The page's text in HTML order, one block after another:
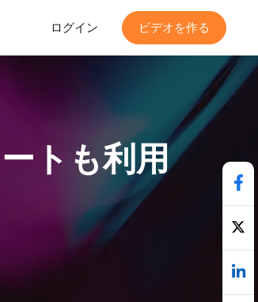
ログイン ビデオを作る
トも利用